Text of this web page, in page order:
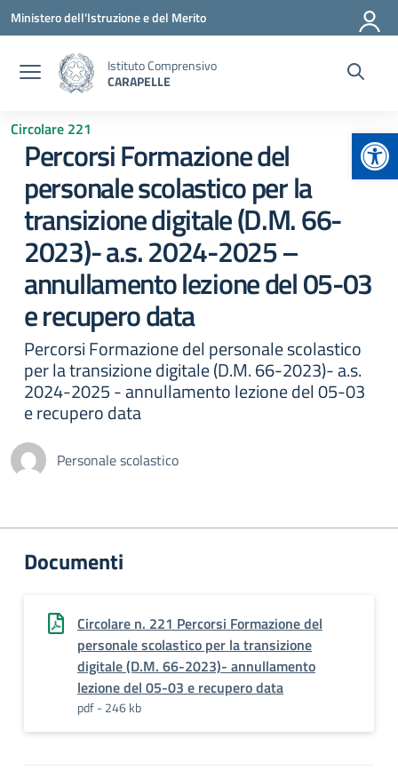
Vai ai contenuti
Vai al menu di navigazione
Vai al footer
Ministero dell'Istruzione e del Merito
Istituto Comprensivo
CARAPELLE
Circolare 221
Percorsi Formazione del
personale scolastico per la
transizione digitale (D.M. 66-
2023)- a.s. 2024-2025 –
annullamento lezione del 05-03
e recupero data
Percorsi Formazione del personale scolastico
per la transizione digitale (D.M. 66-2023)- a.s.
2024-2025 - annullamento lezione del 05-03
e recupero data
Personale scolastico
Documenti
Circolare n. 221 Percorsi Formazione del
personale scolastico per la transizione
digitale (D.M. 66-2023)- annullamento
lezione del 05-03 e recupero data
pdf - 246 kb